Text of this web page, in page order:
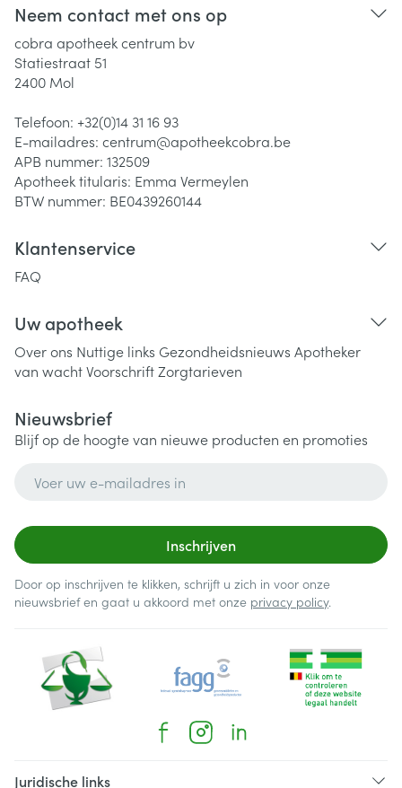
Neem contact met ons op
cobra apotheek centrum bv
Statiestraat 51
2400 Mol
Telefoon: +32(0)14 31 16 93
E-mailadres: centrum@apotheekcobra.be
APB nummer: 132509
Apotheek titularis: Emma Vermeylen
BTW nummer: BE0439260144
Klantenservice
FAQ
Uw apotheek
Over ons Nuttige links Gezondheidsnieuws Apotheker
van wachtVoorschriftZorgtarieven
Nieuwsbrief
Blijf op de hoogte van nieuwe producten en promoties
Inschrijven
Door op inschrijven te klikken, schrijft u zich in voor onze
nieuwsbrief en gaat u akkoord met onze privacy policy.
Juridische links